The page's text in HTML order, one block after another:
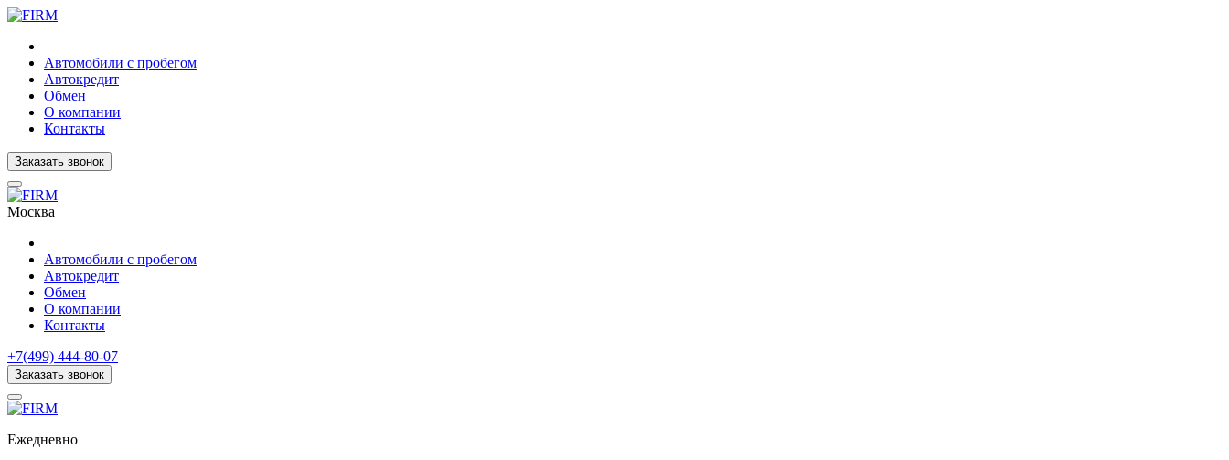
Автомобили с пробегом
Автокредит
Обмен
О компании
Контакты
Заказать звонок
Москва
Автомобили с пробегом
Автокредит
Обмен
О компании
Контакты
+7(499) 444-80-07
Заказать звонок
Ежедневно